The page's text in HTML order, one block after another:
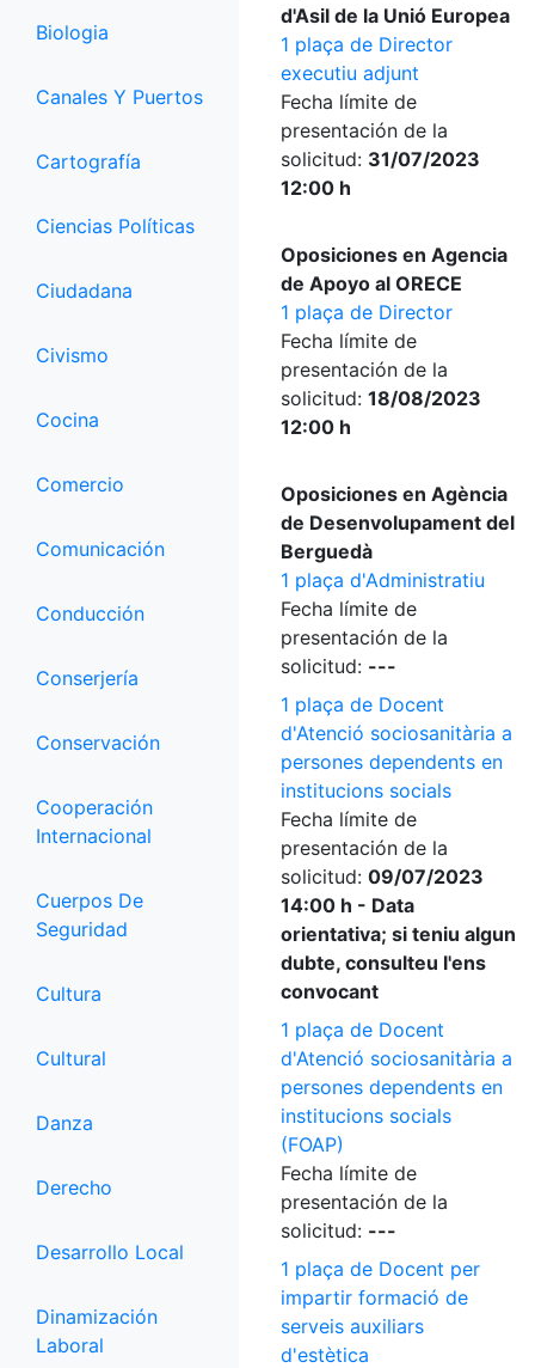
Biologia
Canales Y Puertos
Cartografía
Ciencias Políticas
Ciudadana
Civismo
Cocina
Comercio
Comunicación
Conducción
Conserjería
Conservación
Cooperación
Internacional
Cuerpos De
Seguridad
Cultura
Cultural
Danza
Derecho
Desarrollo Local
Dinamización
Laboral
d'Asil de la Unió Europea
1 plaça de Director
executiu adjunt
Fecha límite de
presentación de la
solicitud: 31/07/2023
12:00 h
Oposiciones en Agencia
de Apoyo al ORECE
1 plaça de Director
Fecha límite de
presentación de la
solicitud: 18/08/2023
12:00 h
Oposiciones en Agència
de Desenvolupament del
Berguedà
1 plaça d'Administratiu
Fecha límite de
presentación de la
solicitud: ---
1 plaça de Docent
d'Atenció sociosanitària a
persones dependents en
institucions socials
Fecha límite de
presentación de la
solicitud: 09/07/2023
14:00 h - Data
orientativa; si teniu algun
dubte, consulteu l'ens
convocant
1 plaça de Docent
d'Atenció sociosanitària a
persones dependents en
institucions socials
(FOAP)
Fecha límite de
presentación de la
solicitud: ---
1 plaça de Docent per
impartir formació de
serveis auxiliars
d'estètica